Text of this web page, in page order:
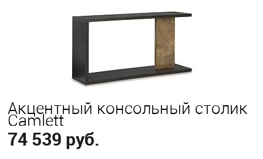
Акцентный консольный столик
Camlett
74 539 руб.